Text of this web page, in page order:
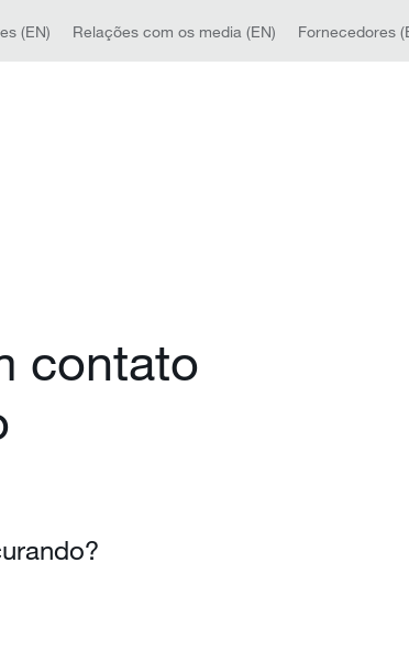
(EN) Relações com os media (EN) Fornecedores
contato